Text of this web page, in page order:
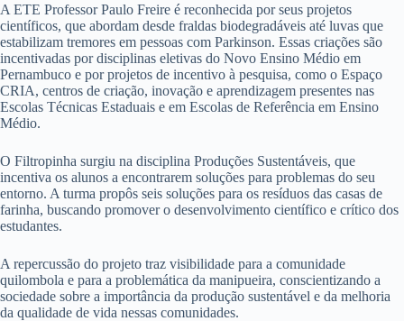
A ETE Professor Paulo Freire é reconhecida por seus projetos
científicos, que abordam desde fraldas biodegradáveis até luvas que
estabilizam tremores em pessoas com Parkinson. Essas criações são
incentivadas por disciplinas eletivas do Novo Ensino Médio em
Pernambuco e por projetos de incentivo à pesquisa, como o Espaço
CRIA, centros de criação, inovação e aprendizagem presentes nas
Escolas Técnicas Estaduais e em Escolas de Referência em Ensino
Médio.
O Filtropinha surgiu na disciplina Produções Sustentáveis, que
incentiva os alunos a encontrarem soluções para problemas do seu
entorno. A turma propôs seis soluções para os resíduos das casas de
farinha, buscando promover o desenvolvimento científico e crítico dos
estudantes.
A repercussão do projeto traz visibilidade para a comunidade
quilombola e para a problemática da manipueira, conscientizando a
sociedade sobre a importância da produção sustentável e da melhoria
da qualidade de vida nessas comunidades.